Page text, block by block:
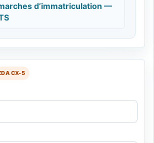
d’immatriculation —
CX-5